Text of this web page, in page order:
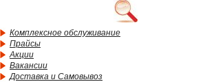
Комплексное обслуживание
Прайсы
Акции
Вакансии
Доставка и Самовывоз